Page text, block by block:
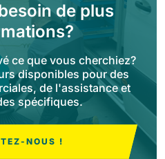
4560 m²/h
4980 m²/h
de plus
ce que vous cherchiez?
disponibles pour des
de l'assistance et
spécifiques.
NOUS !